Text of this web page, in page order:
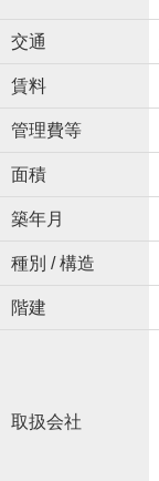
交通
賃料
管理費等
面積
築年月
種別 / 構造
階建
取扱会社